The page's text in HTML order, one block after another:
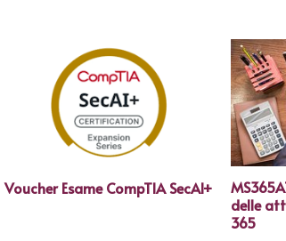
Voucher Esame CompTIA SecAI+
delle
365